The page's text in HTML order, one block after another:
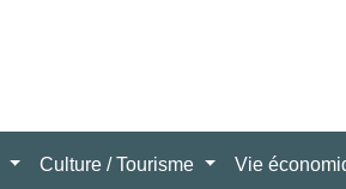
Culture / Tourisme Vie